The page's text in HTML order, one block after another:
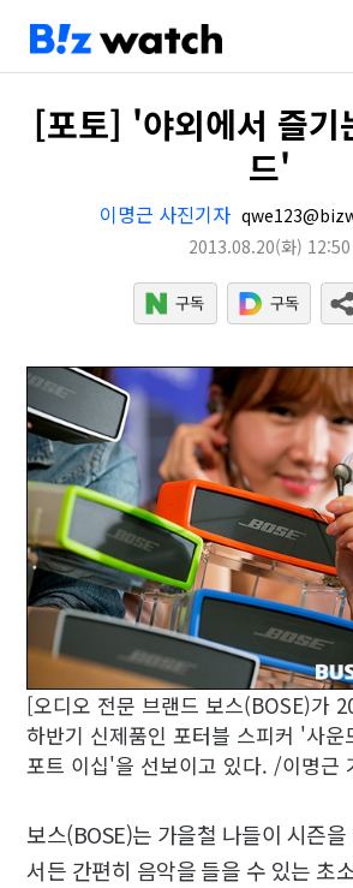
[포토] '야외에서 즐기
드'
이명근 사진기자
2013.08.20(화) 12:50
[오디오 전문 브랜드 보스(BOSE)가
하반기 신제품인 포터블 스피커 '사
포트 이십'을 선보이고 있다. /이명근
보스(BOSE)는 가을철 나들이 시즌
서든 간편히 음악을 들을 수 있는 초